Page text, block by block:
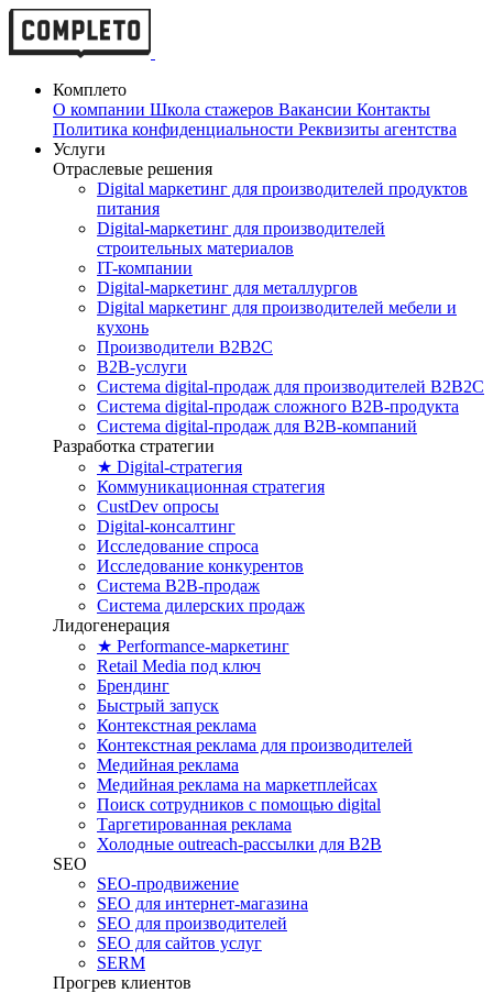
Комплето
О компании Школа стажеров Вакансии Контакты
Политика конфиденциальности Реквизиты агентства
Услуги
Отраслевые решения
Digital маркетинг для производителей продуктов
питания
Digital-маркетинг для производителей
строительных материалов
IT-компании
Digital-маркетинг для металлургов
Digital маркетинг для производителей мебели и
кухонь
Производители B2B2C
B2B-услуги
Cистема digital-продаж для производителей B2B2C
Система digital-продаж сложного B2B-продукта
Система digital-продаж для B2B-компаний
Разработка стратегии
★ Digital-стратегия
Коммуникационная стратегия
CustDev опросы
Digital-консалтинг
Исследование спроса
Исследование конкурентов
Система B2B-продаж
Система дилерских продаж
Лидогенерация
★ Performance-маркетинг
Retail Media под ключ
Брендинг
Быстрый запуск
Контекстная реклама
Контекстная реклама для производителей
Медийная реклама
Медийная реклама на маркетплейсах
Поиск сотрудников с помощью digital
Таргетированная реклама
Холодные outreach-рассылки для B2B
SEO
SEO-продвижение
SEO для интернет-магазина
SEO для производителей
SEO для сайтов услуг
SERM
Прогрев клиентов